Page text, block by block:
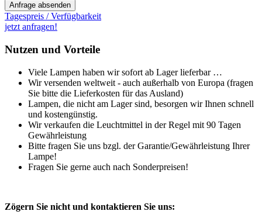
Anfrage absenden
Tagespreis / Verfügbarkeit
jetzt anfragen!
Nutzen und Vorteile
Viele Lampen haben wir sofort ab Lager lieferbar …
Wir versenden weltweit - auch außerhalb von Europa (fragen
Sie bitte die Lieferkosten für das Ausland)
Lampen, die nicht am Lager sind, besorgen wir Ihnen schnell
und kostengünstig.
Wir verkaufen die Leuchtmittel in der Regel mit 90 Tagen
Gewährleistung
Bitte fragen Sie uns bzgl. der Garantie/Gewährleistung Ihrer
Lampe!
Fragen Sie gerne auch nach Sonderpreisen!
Zögern Sie nicht und kontaktieren Sie uns: